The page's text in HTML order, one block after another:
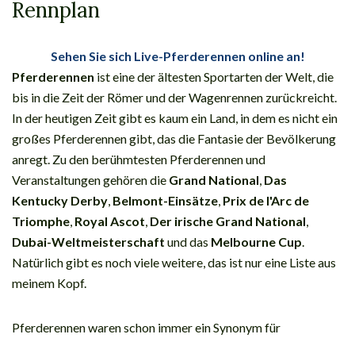
Rennplan
Sehen Sie sich Live-Pferderennen online an!
Pferderennen ist eine der ältesten Sportarten der Welt, die
bis in die Zeit der Römer und der Wagenrennen zurückreicht.
In der heutigen Zeit gibt es kaum ein Land, in dem es nicht ein
großes Pferderennen gibt, das die Fantasie der Bevölkerung
anregt. Zu den berühmtesten Pferderennen und
Veranstaltungen gehören die Grand National Das
Kentucky Derby Belmont-Einsätze Prix de l'Arc de
Triomphe Royal Ascot Der irische Grand National
Dubai-Weltmeisterschaft und das Melbourne Cup
Natürlich gibt es noch viele weitere, das ist nur eine Liste aus
meinem Kopf.
Pferderennen waren schon immer ein Synonym für